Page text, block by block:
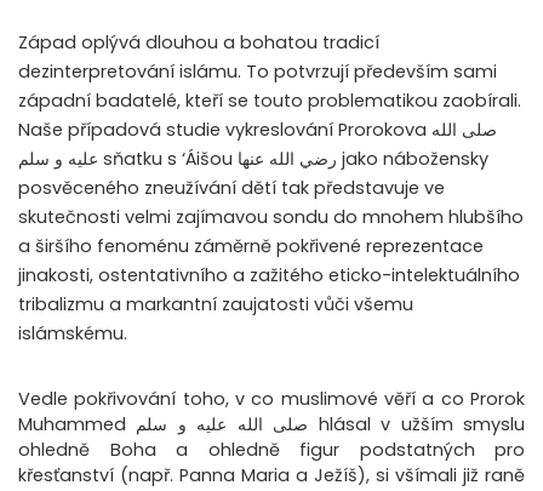
Západ oplývá dlouhou a bohatou tradicí
dezinterpretování islámu. To potvrzují především sami
západní badatelé, kteří se touto problematikou zaobírali.
Naše případová studie vykreslování Prorokova صلى الله
عليه و سلم sňatku s ‘Áišou رضي الله عنها jako nábožensky
posvěceného zneužívání dětí tak představuje ve
skutečnosti velmi zajímavou sondu do mnohem hlubšího
a širšího fenoménu záměrně pokřivené reprezentace
jinakosti, ostentativního a zažitého eticko-intelektuálního
tribalizmu a markantní zaujatosti vůči všemu
islámskému.
Vedle pokřivování toho, v co muslimové věří a co Prorok
Muhammed صلى الله عليه و سلم hlásal v užším smyslu
ohledně Boha a ohledně figur podstatných pro
křesťanství (např. Panna Maria a Ježíš), si všímali již raně